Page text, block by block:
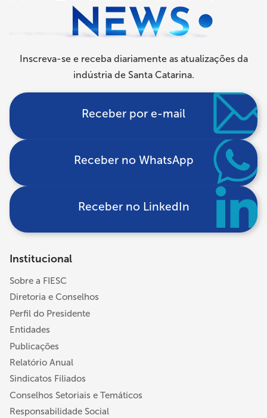
Inscreva-se e receba diariamente as atualizações da
indústria de Santa Catarina.
Receber por e-mail
Receber no WhatsApp
Receber no LinkedIn
Institucional
Sobre a FIESC
Diretoria e Conselhos
Perfil do Presidente
Entidades
Publicações
Relatório Anual
Sindicatos Filiados
Conselhos Setoriais e Temáticos
Responsabilidade Social